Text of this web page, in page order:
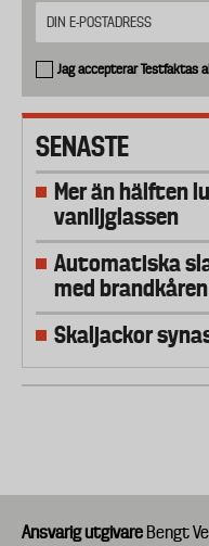
Jag accepterar Testfaktas
SENASTE
Mer än hälften
vaniljglassen
Automatiska
med
Skaljackor
Ansvarig utgivare Bengt